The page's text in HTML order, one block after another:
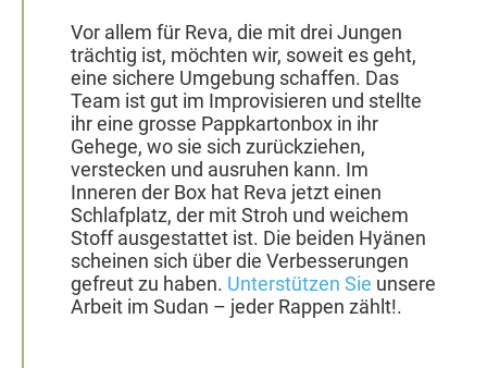
Vor allem für Reva, die mit drei Jungen
trächtig ist, möchten wir, soweit es geht,
eine sichere Umgebung schaffen. Das
Team ist gut im Improvisieren und stellte
ihr eine grosse Pappkartonbox in ihr
Gehege, wo sie sich zurückziehen,
verstecken und ausruhen kann. Im
Inneren der Box hat Reva jetzt einen
Schlafplatz, der mit Stroh und weichem
Stoff ausgestattet ist. Die beiden Hyänen
scheinen sich über die Verbesserungen
gefreut zu haben. Unterstützen Sie unsere
Arbeit im Sudan – jeder Rappen zählt!.